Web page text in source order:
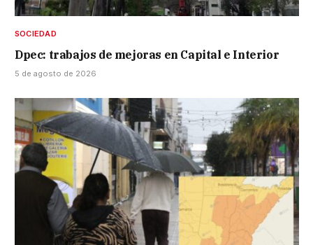
SOCIEDAD
Dpec: trabajos de mejoras en Capital e Interior
5 de agosto de 2026